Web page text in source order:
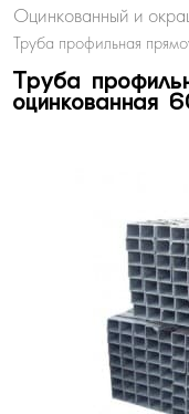
Оцинкованный и
Труба профильная
Труба
оцинкованная